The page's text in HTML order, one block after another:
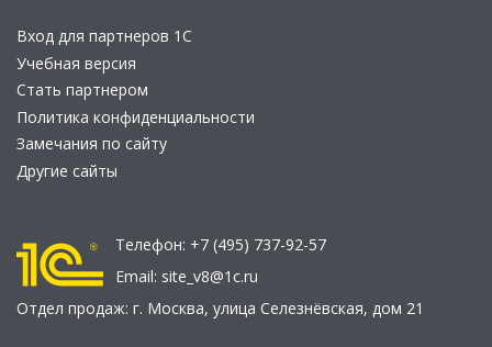
Вход для партнеров 1С
Учебная версия
Стать партнером
Политика конфиденциальности
Замечания по сайту
Другие сайты
Телефон: +7 (495) 737-92-57
Email: site_v8@1c.ru
Отдел продаж: г. Москва, улица Селезнёвская, дом 21